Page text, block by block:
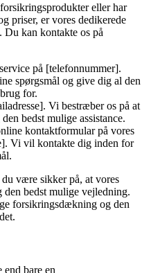
eller har
priser, er vores dedikerede
kan kontakte os på
på [telefonnummer].
spørgsmål og give dig al den
for.
Vi bestræber os på at
bedst mulige assistance.
kontaktformular på vores
Vi vil kontakte dig inden for
være sikker på, at vores
bedst mulige vejledning.
forsikringsdækning og den
bare en